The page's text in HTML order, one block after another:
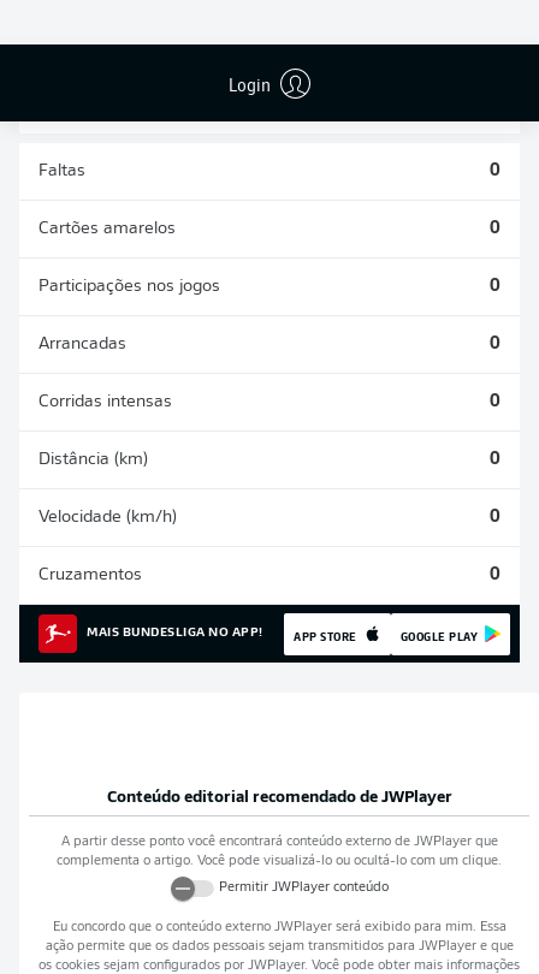
Login
ÁREAS
Faltas 0
Cartões amarelos 0
Participações nos jogos 0
Arrancadas 0
Corridas intensas 0
Distância (km) 0
Velocidade (km/h) 0
Cruzamentos 0
MAIS BUNDESLIGA NO APP! APP STORE GOOGLE PLAY
Conteúdo editorial recomendado de JWPlayer
A partir desse ponto você encontrará conteúdo externo de JWPlayerque
complementa o artigo. Você pode visualizá-lo ou ocultá-lo com um clique.
Permitir JWPlayerconteúdo
Eu concordo que o conteúdo externo JWPlayerserá exibido para mim. Essa
ação permite que os dados pessoais sejam transmitidos para JWPlayere que
os cookies sejam configurados por JWPlayer. Você pode obter mais informações